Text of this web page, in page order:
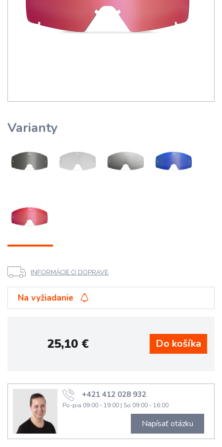
Varianty
INFORMÁCIE O DOPRAVE
Na vyžiadanie
25,10€
+421 412 028 932
Po-pia 09:00 - 19:00 | So 09:00 - 16:00
Napísať otázku